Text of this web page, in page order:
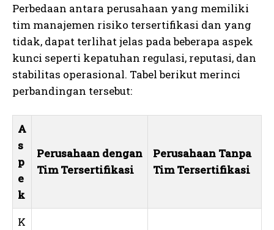
Perbedaan antara perusahaan yang memiliki
tim manajemen risiko tersertifikasi dan yang
tidak, dapat terlihat jelas pada beberapa aspek
kunci seperti kepatuhan regulasi, reputasi, dan
stabilitas operasional. Tabel berikut merinci
perbandingan tersebut:
A
s
p
e
k
Perusahaan dengan
Tim Tersertifikasi
Perusahaan Tanpa
Tim Tersertifikasi
K